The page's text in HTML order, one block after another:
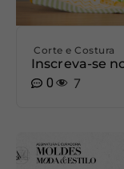
Corte e Costura
Inscreva-se
0
7